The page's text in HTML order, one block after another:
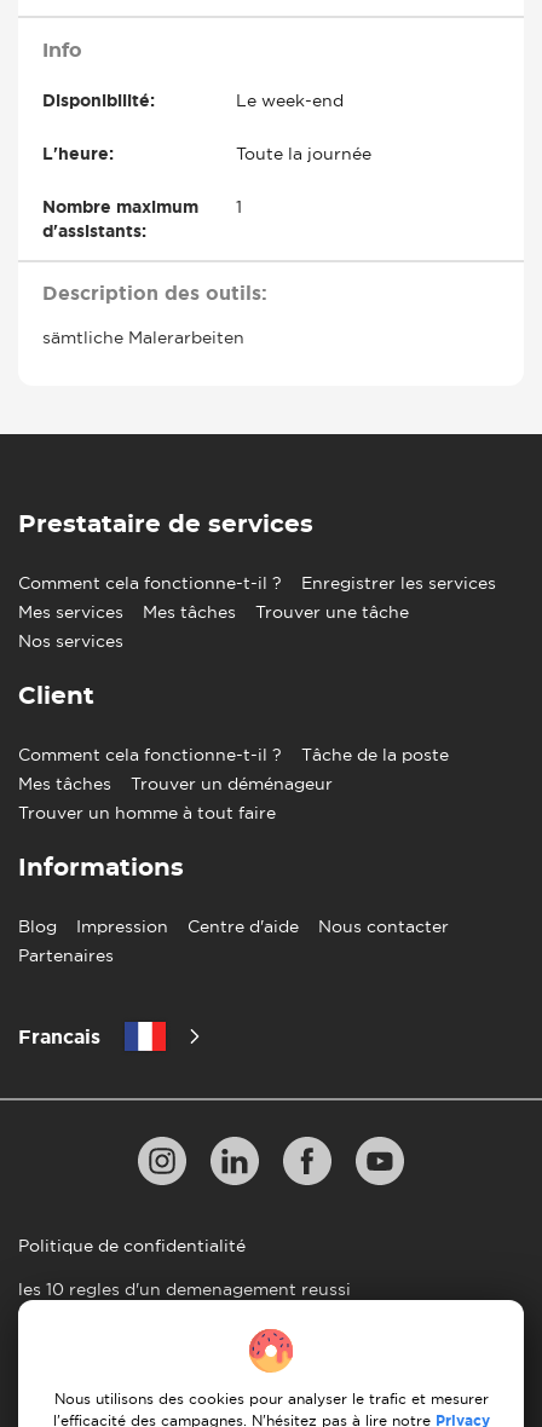
Info
Disponibilité: Le week-end
L'heure: Toute la journée
Nombre maximum
d'assistants:
1
Description des outils:
sämtliche Malerarbeiten
Prestataire de services
Comment cela fonctionne-t-il ?
Enregistrer les services
Mes services
Mes tâches
Trouver une tâche
Nos services
Client
Comment cela fonctionne-t-il ?
Tâche de la poste
Mes tâches
Trouver un déménageur
Trouver un homme à tout faire
Informations
Blog Impression Centre d'aide
Nous contacter
Partenaires
Francais
Politique de confidentialité
les 10 regles d'un demenagement reussi
Lignes directrices en matiere de paiement
Conditions générales d'utilisation
Annulation et remboursement
Nous utilisons des cookies pour analyser le trafic et mesurer
l'efficacité des campagnes. N'hésitez pas à lire notre Privacy